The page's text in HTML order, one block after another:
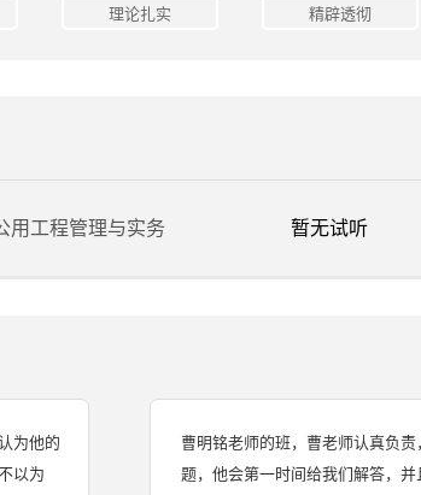
理论扎实 精辟透彻
用工程管理与实务 暂无试听
的
曹明铭老师的班，曹老师认真负责，有
题，他会第一时间给我们解答，并且曹